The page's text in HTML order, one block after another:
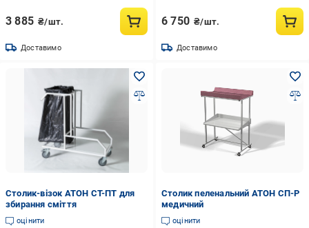
3 885 ₴/шт.
Доставимо
6 750 ₴/шт.
Доставимо
Столик-візок АТОН СТ-ПТ для
збирання сміття
оцінити
Столик пеленальний АТОН СП-Р
медичний
оцінити